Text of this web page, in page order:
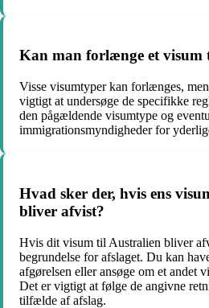
Kan man forlænge et visum
Visse visumtyper kan forlænges,
vigtigt at undersøge de specifikke
den pågældende visumtype og
immigrationsmyndigheder for
Hvad sker der, hvis ens
bliver afvist?
Hvis dit visum til Australien bliver
begrundelse for afslaget. Du kan
afgørelsen eller ansøge om et andet
Det er vigtigt at følge de angivne
tilfælde af afslag.